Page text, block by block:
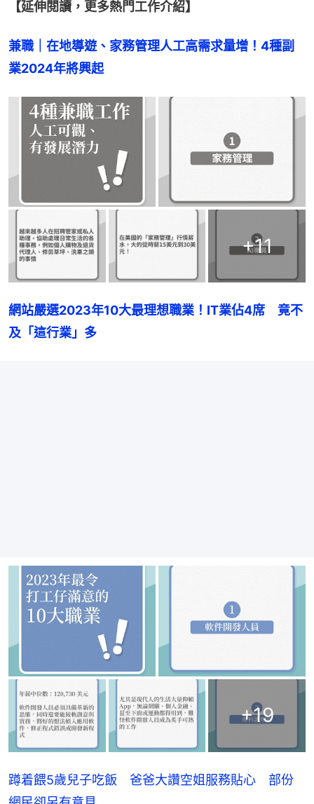
【延伸閱讀，更多熱門工作介紹】
兼職｜在地導遊、家務管理人工高需求量增！4種副
業2024年將興起
+11
網站嚴選2023年10大最理想職業！IT業佔4席　竟不
及「這行業」多
+19
蹲着餵5歲兒子吃飯 爸爸大讚空姐服務貼心 部份